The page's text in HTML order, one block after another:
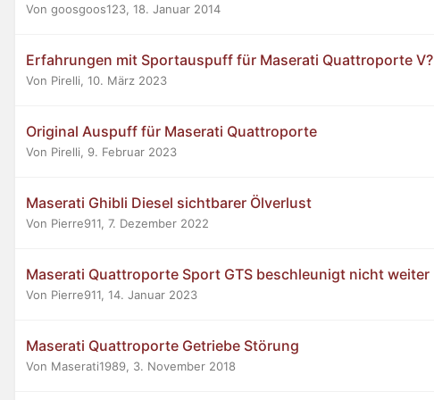
Von goosgoos123, 18. Januar 2014
Erfahrungen mit Sportauspuff für Maserati Quattroporte V?
Von Pirelli, 10. März 2023
Original Auspuff für Maserati Quattroporte
Von Pirelli, 9. Februar 2023
Maserati Ghibli Diesel sichtbarer Ölverlust
Von Pierre911, 7. Dezember 2022
Maserati Quattroporte Sport GTS beschleunigt nicht weiter
Von Pierre911, 14. Januar 2023
Maserati Quattroporte Getriebe Störung
Von Maserati1989, 3. November 2018